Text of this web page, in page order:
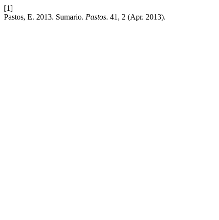
[1]
Pastos, E. 2013. Sumario. Pastos. 41, 2 (Apr. 2013).